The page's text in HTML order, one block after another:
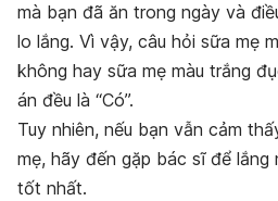
mà bạn đã ăn trong ngày và
lo lắng. Vì vậy, câu hỏi sữa mẹ
không hay sữa mẹ màu trắng
án đều là “Có”.
Tuy nhiên, nếu bạn vẫn cảm
mẹ, hãy đến gặp bác sĩ để lắng
tốt nhất.